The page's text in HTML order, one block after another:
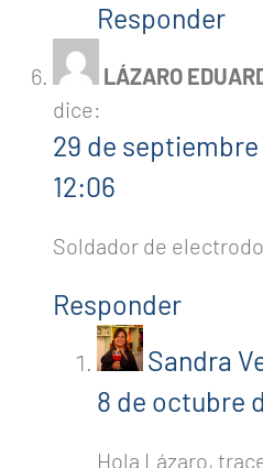
Responder
LÁZARO
dice:
29 de
12:06
Soldador de
Responder
Sandra
8 de octubre
Hola Lázaro,